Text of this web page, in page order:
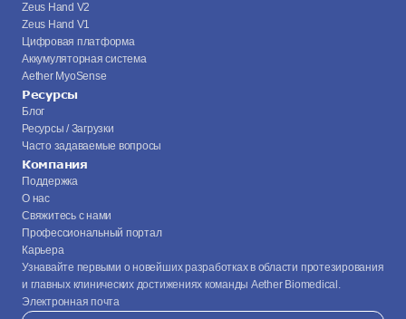
Zeus Hand V2
Zeus Hand V1
Цифровая платформа
Аккумуляторная система
Aether MyoSense
Ресурсы
Блог
Ресурсы / Загрузки
Часто задаваемые вопросы
Компания
Поддержка
О нас
Свяжитесь с нами
Профессиональный портал
Карьера
Узнавайте первыми о новейших разработках в области протезирования
и главных клинических достижениях команды Aether Biomedical.
Электронная почта